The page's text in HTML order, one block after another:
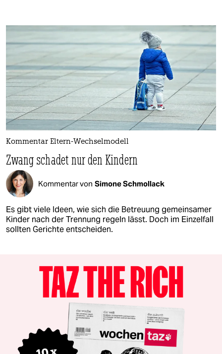
Kommentar Eltern-Wechselmodell
Zwang schadet nur den Kindern
Kommentar von Simone Schmollack
Es gibt viele Ideen, wie sich die Betreuung gemeinsamer
Kinder nach der Trennung regeln lässt. Doch im Einzelfall
sollten Gerichte entscheiden.